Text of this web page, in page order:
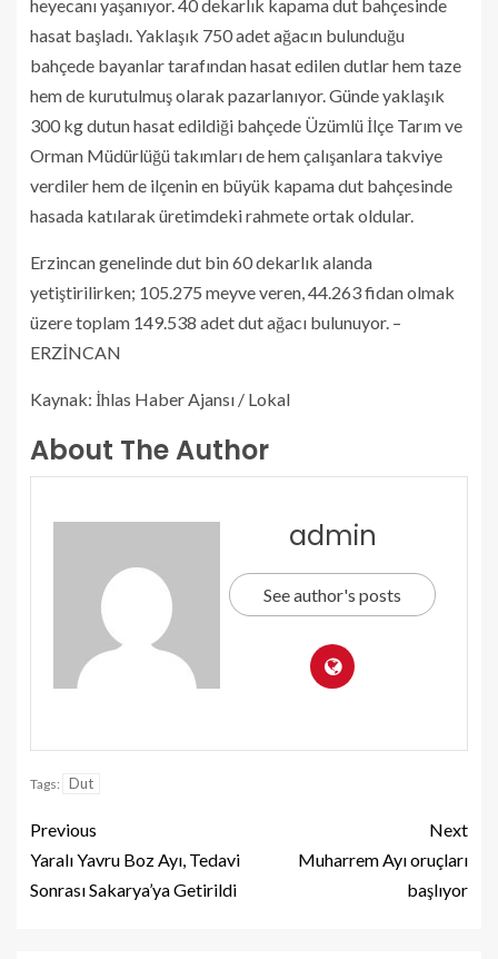
heyecanı yaşanıyor. 40 dekarlık kapama dut bahçesinde
hasat başladı. Yaklaşık 750 adet ağacın bulunduğu
bahçede bayanlar tarafından hasat edilen dutlar hem taze
hem de kurutulmuş olarak pazarlanıyor. Günde yaklaşık
300 kg dutun hasat edildiği bahçede Üzümlü İlçe Tarım ve
Orman Müdürlüğü takımları de hem çalışanlara takviye
verdiler hem de ilçenin en büyük kapama dut bahçesinde
hasada katılarak üretimdeki rahmete ortak oldular.
Erzincan genelinde dut bin 60 dekarlık alanda
yetiştirilirken; 105.275 meyve veren, 44.263 fidan olmak
üzere toplam 149.538 adet dut ağacı bulunuyor. –
ERZİNCAN
Kaynak: İhlas Haber Ajansı / Lokal
About The Author
admin
See author's posts
Tags: Dut
Previous
Yaralı Yavru Boz Ayı, Tedavi
Sonrası Sakarya’ya Getirildi
Next
Muharrem Ayı oruçları
başlıyor